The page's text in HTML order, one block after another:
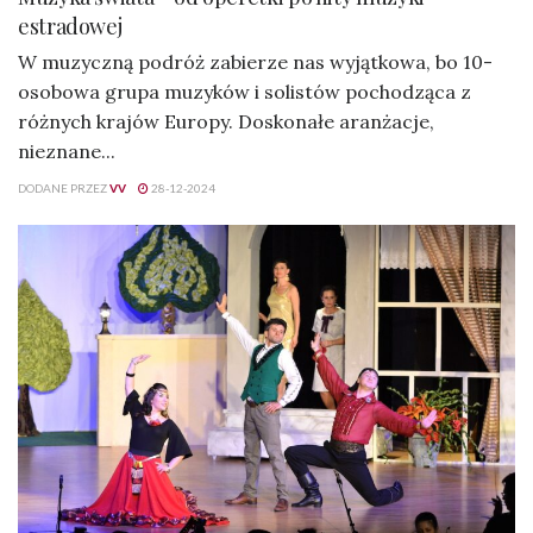
estradowej
W muzyczną podróż zabierze nas wyjątkowa, bo 10-
osobowa grupa muzyków i solistów pochodząca z
różnych krajów Europy. Doskonałe aranżacje,
nieznane...
DODANE PRZEZVV 28-12-2024